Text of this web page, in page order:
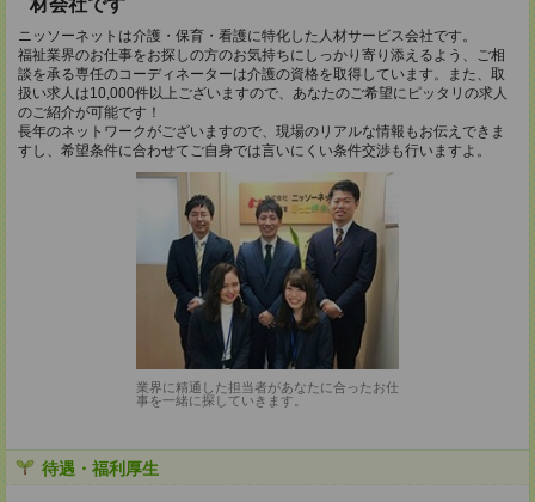
材会社です
ニッソーネットは介護・保育・看護に特化した人材サービス会社です。
福祉業界のお仕事をお探しの方のお気持ちにしっかり寄り添えるよう、ご相
談を承る専任のコーディネーターは介護の資格を取得しています。また、取
扱い求人は10,000件以上ございますので、あなたのご希望にピッタリの求人
のご紹介が可能です！
長年のネットワークがございますので、現場のリアルな情報もお伝えできま
すし、希望条件に合わせてご自身では言いにくい条件交渉も行いますよ。
業界に精通した担当者があなたに合ったお仕
事を一緒に探していきます。
待遇・福利厚生